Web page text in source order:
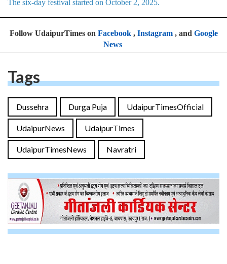
The six-day festival started on October 2, 2025.
Follow UdaipurTimes on Facebook, Instagram, and Google
News
Tags
Dussehra Durga Puja UdaipurTimesOfficial
UdaipurNews UdaipurTimes
UdaipurTimesNews Navratri